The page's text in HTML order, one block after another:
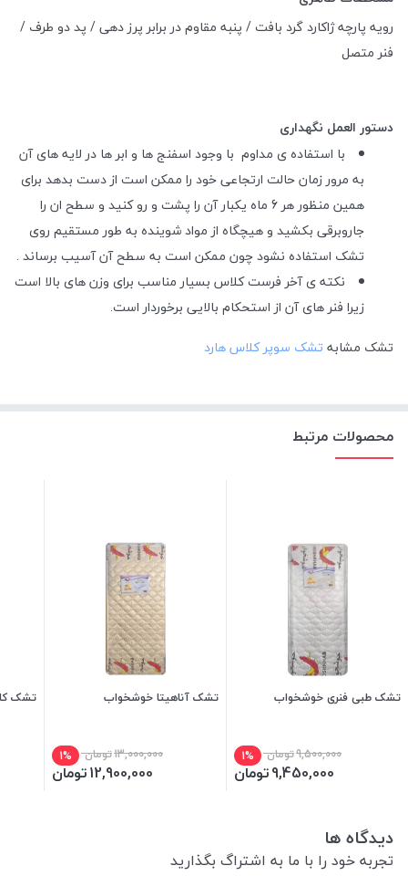
رویه پارچه ژاکارد گرد بافت / پنبه مقاوم در برابر پرز دهی / پد دو طرف /
فنر متصل
دستور العمل نگهداری
با استفاده ی مداوم با وجود اسفنج ها و ابر ها در لایه های آن
به مرور زمان حالت ارتجاعی خود را ممکن است از دست بدهد برای
همین منظور هر 6 ماه یکبار آن را پشت و رو کنید و سطح ان را
جاروبرقی بکشید و هیچگاه از مواد شوینده به طور مستقیم روی
تشک استفاده نشود چون ممکن است به سطح آن آسیب برساند .
نکته ی آخر فرست کلاس بسیار مناسب برای وزن های بالا است
زیرا فنر های آن از استحکام بالایی برخوردار است.
تشک مشابه تشک سوپر کلاس هارد
محصولات مرتبط
تشک طبی فنری خوشخواب
9,500,000تومان 1%
9,450,000تومان
تشک آناهیتا خوشخواب
13,000,000تومان 1%
12,900,000تومان
تشک
دیدگاه ها
تجربه خود را با ما به اشتراگ بگذارید